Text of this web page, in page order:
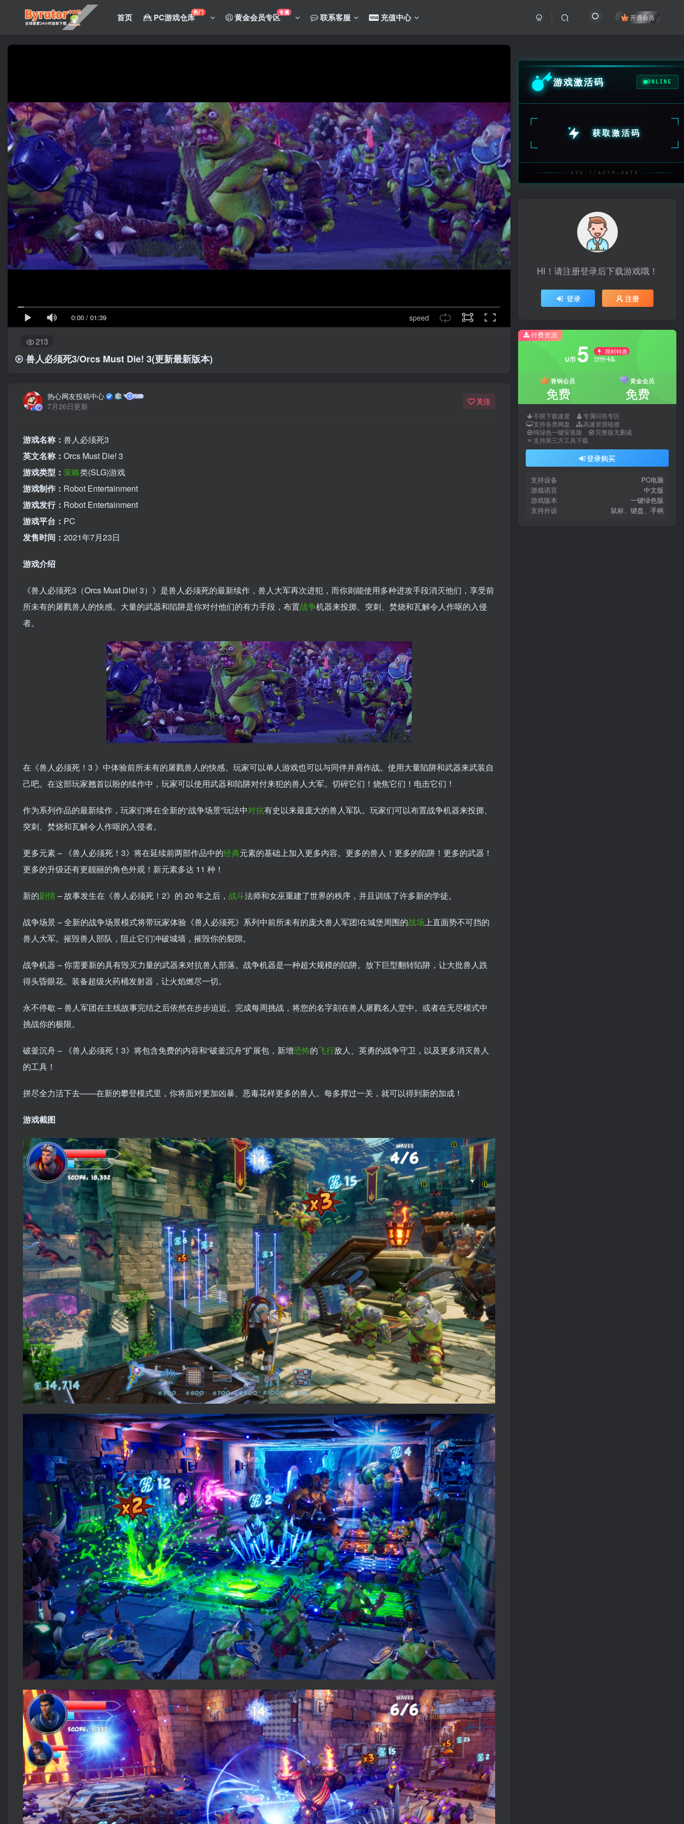
首页 PC游戏仓库热门 黄金会员专区专属 联系客服 充值中心 开通会员
0:00 / 01:39 speed
213
兽人必须死3/Orcs Must Die! 3(更新最新版本)
热心网友投稿中心
7月26日更新
关注
游戏名称： 兽人必须死3
英文名称： Orcs Must Die! 3
游戏类型： 策略类(SLG)游戏
游戏制作： Robot Entertainment
游戏发行： Robot Entertainment
游戏平台： PC
发售时间： 2021年7月23日
游戏介绍
《兽人必须死3（Orcs Must Die! 3）》是兽人必须死的最新续作，兽人大军再次进犯，而你则能使用多种进攻手段消灭他们，享受前
所未有的屠戮兽人的快感。大量的武器和陷阱是你对付他们的有力手段，布置战争机器来投掷、突刺、焚烧和瓦解令人作呕的入侵
者。
在《兽人必须死！3 》中体验前所未有的屠戮兽人的快感。玩家可以单人游戏也可以与同伴并肩作战。使用大量陷阱和武器来武装自
己吧。在这部玩家翘首以盼的续作中，玩家可以使用武器和陷阱对付来犯的兽人大军。切碎它们！烧焦它们！电击它们！
作为系列作品的最新续作，玩家们将在全新的“战争场景”玩法中对抗有史以来最庞大的兽人军队。玩家们可以布置战争机器来投掷、
突刺、焚烧和瓦解令人作呕的入侵者。
更多元素 – 《兽人必须死！3》将在延续前两部作品中的经典元素的基础上加入更多内容。更多的兽人！更多的陷阱！更多的武器！
更多的升级还有更靓丽的角色外观！新元素多达 11 种！
新的剧情 – 故事发生在《兽人必须死！2》的 20 年之后， 战斗法师和女巫重建了世界的秩序，并且训练了许多新的学徒。
战争场景 – 全新的战争场景模式将带玩家体验《兽人必须死》系列中前所未有的庞大兽人军团!在城堡周围的战场上直面势不可挡的
兽人大军。摧毁兽人部队，阻止它们冲破城墙，摧毁你的裂隙。
战争机器 – 你需要新的具有毁灭力量的武器来对抗兽人部落。战争机器是一种超大规模的陷阱。放下巨型翻转陷阱，让大批兽人跌
得头昏眼花。装备超级火药桶发射器，让火焰燃尽一切。
永不停歇 – 兽人军团在主线故事完结之后依然在步步迫近。完成每周挑战，将您的名字刻在兽人屠戮名人堂中。或者在无尽模式中
挑战你的极限。
破釜沉舟 – 《兽人必须死！3》将包含免费的内容和“破釜沉舟”扩展包，新增恐怖的飞行敌人、英勇的战争守卫，以及更多消灭兽人
的工具！
拼尽全力活下去——在新的攀登模式里，你将面对更加凶暴、恶毒花样更多的兽人。每多撑过一关，就可以得到新的加成！
游戏截图
游戏激活码 ONLINE
获取激活码
SYS://AUTH.GATE
HI！请注册登录后下载游戏哦！
登录 注册
付费资源
U币 5 限时特惠
U币15
青铜会员
免费
黄金会员
免费
不限下载速度
专属问答专区
支持各类网盘
高速资源链接
纯绿色一键安装版
完整版无删减
支持第三方工具下载
登录购买
支持设备
PC电脑
游戏语言
中文版
游戏版本
一键绿色版
支持外设
鼠标、键盘、手柄